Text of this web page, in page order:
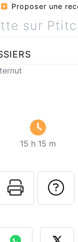
Proposer une
15 h 15 m